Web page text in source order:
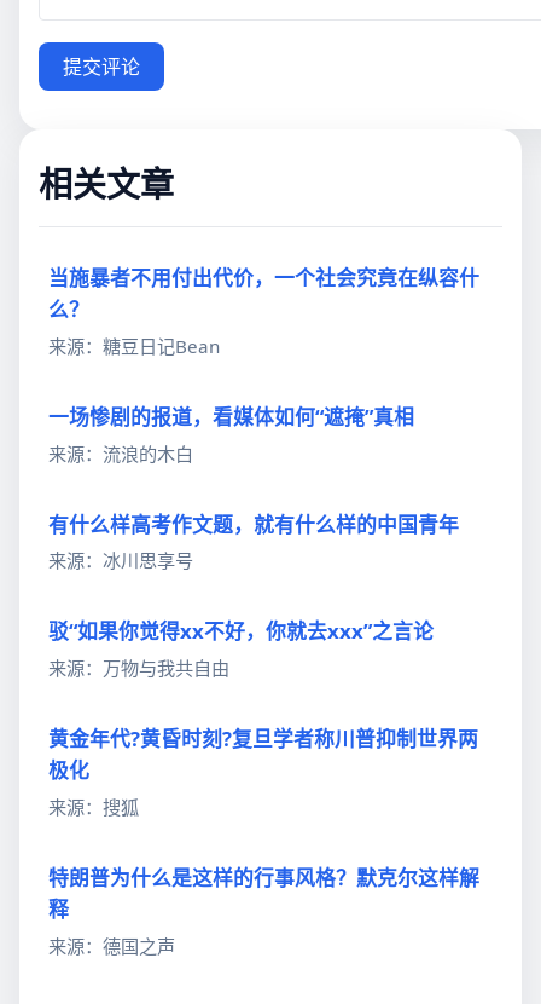
提交评论
相关文章
当施暴者不用付出代价，一个社会究竟在纵容什
么？
来源：糖豆日记Bean
一场惨剧的报道，看媒体如何“遮掩”真相
来源：流浪的木白
有什么样高考作文题，就有什么样的中国青年
来源：冰川思享号
驳“如果你觉得xx不好，你就去xxx”之言论
来源：万物与我共自由
黄金年代?黄昏时刻?复旦学者称川普抑制世界两
极化
来源：搜狐
特朗普为什么是这样的行事风格？默克尔这样解
释
来源：德国之声